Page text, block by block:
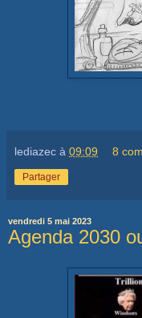
lediazec à 09:09 8
Partager
vendredi 5 mai 2023
Agenda 2030